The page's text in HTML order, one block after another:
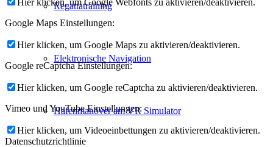
Regattatraining
Elektronische Navigation
Hafenmanöver am VR Simulator
Hier klicken, um Google Webfonts zu aktivieren/deaktivieren.
Google Maps Einstellungen:
Hier klicken, um Google Maps zu aktivieren/deaktivieren.
Google reCaptcha Einstellungen:
Hier klicken, um Google reCaptcha zu aktivieren/deaktivieren.
Vimeo und YouTube Einstellungen:
Hier klicken, um Videoeinbettungen zu aktivieren/deaktivieren.
Datenschutzrichtlinie